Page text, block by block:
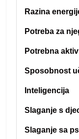
Razina
Potreba za
Potrebna
Sposobnost
Inteligencija
Slaganje s
Slaganje sa